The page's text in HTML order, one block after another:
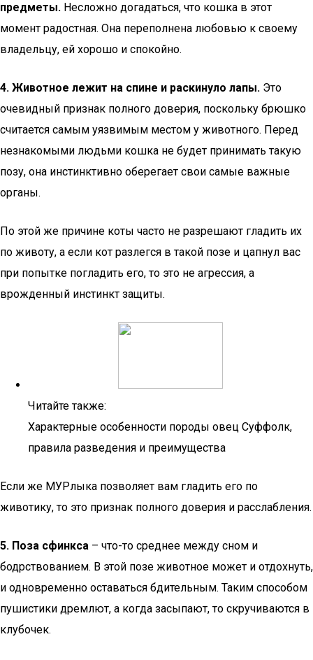
предметы. Несложно догадаться, что кошка в этот
момент радостная. Она переполнена любовью к своему
владельцу, ей хорошо и спокойно.
4. Животное лежит на спине и раскинуло лапы. Это
очевидный признак полного доверия, поскольку брюшко
считается самым уязвимым местом у животного. Перед
незнакомыми людьми кошка не будет принимать такую
позу, она инстинктивно оберегает свои самые важные
органы.
По этой же причине коты часто не разрешают гладить их
по животу, а если кот разлегся в такой позе и цапнул вас
при попытке погладить его, то это не агрессия, а
врожденный инстинкт защиты.
Читайте также:
Характерные особенности породы овец Суффолк,
правила разведения и преимущества
Если же МУРлыка позволяет вам гладить его по
животику, то это признак полного доверия и расслабления.
5. Поза сфинкса – что-то среднее между сном и
бодрствованием. В этой позе животное может и отдохнуть,
и одновременно оставаться бдительным. Таким способом
пушистики дремлют, а когда засыпают, то скручиваются в
клубочек.